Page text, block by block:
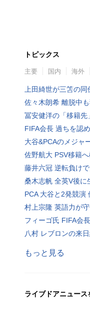
トピックス
主要 国内 海外
上田綺世が三笘の
佐々木朗希 離脱中も
冨安健洋の「移籍先
FIFA会長 過ちを認め
大谷&PCAのメジャ
佐野航大 PSV移籍
藤井六冠 逆転負け
桑木志帆 全英V後に
PCA 大谷と2発競演
村上宗隆 英語力が
フィーゴ氏 FIFA会
八村 レブロンの来
もっと見る
ライブドアニュース